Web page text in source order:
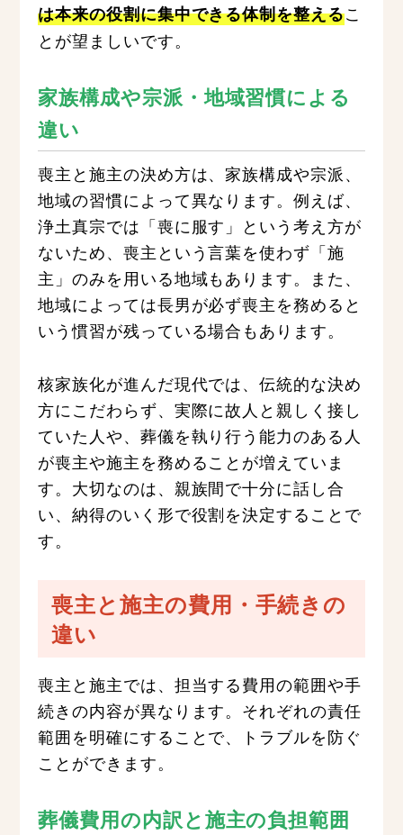
は本来の役割に集中できる体制を整えるこ
とが望ましいです。
家族構成や宗派・地域習慣による
違い
喪主と施主の決め方は、家族構成や宗派、
地域の習慣によって異なります。例えば、
浄土真宗では「喪に服す」という考え方が
ないため、喪主という言葉を使わず「施
主」のみを用いる地域もあります。また、
地域によっては長男が必ず喪主を務めると
いう慣習が残っている場合もあります。
核家族化が進んだ現代では、伝統的な決め
方にこだわらず、実際に故人と親しく接し
ていた人や、葬儀を執り行う能力のある人
が喪主や施主を務めることが増えていま
す。大切なのは、親族間で十分に話し合
い、納得のいく形で役割を決定することで
す。
喪主と施主の費用・手続きの
違い
喪主と施主では、担当する費用の範囲や手
続きの内容が異なります。それぞれの責任
範囲を明確にすることで、トラブルを防ぐ
ことができます。
葬儀費用の内訳と施主の負担範囲